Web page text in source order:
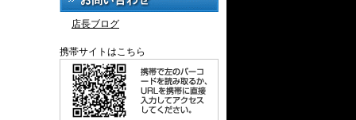
店長ブログ
携帯サイトはこちら